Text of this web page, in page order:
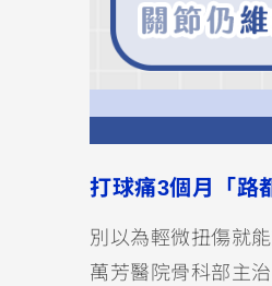
打球痛3個月「路
別以為輕微扭傷就
萬芳醫院骨科部主